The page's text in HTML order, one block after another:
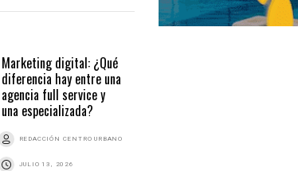
Marketing digital: ¿Qué
diferencia hay entre una
agencia full service y
una especializada?
REDACCIÓN CENTRO URBANO
JULIO 13, 2026